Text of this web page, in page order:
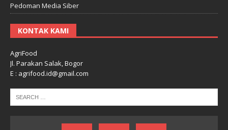
Pedoman Media Siber
KONTAK KAMI
AgriFood
Jl. Parakan Salak, Bogor
E : agrifood.id@gmail.com